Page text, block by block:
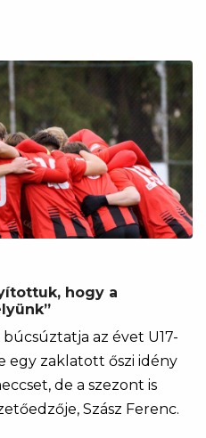
hogy a
az évet U17-
egy zaklatott őszi idény
de a szezont is
Szász Ferenc.